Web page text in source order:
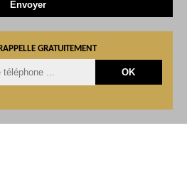
GRATUITEMENT